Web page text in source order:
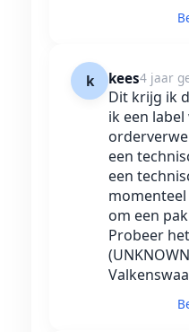
k kees4 jaar
Dit krijg ik
ik een
een
een
om een
Probeer